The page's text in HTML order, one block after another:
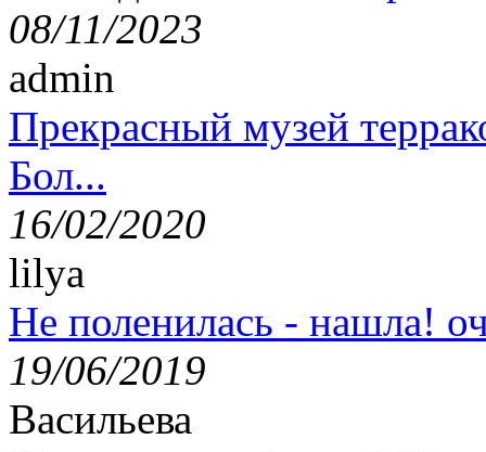
08/11/2023
admin
Прекрасный музей
Бол...
16/02/2020
lilya
Не поленилась - нашла!
19/06/2019
Васильева